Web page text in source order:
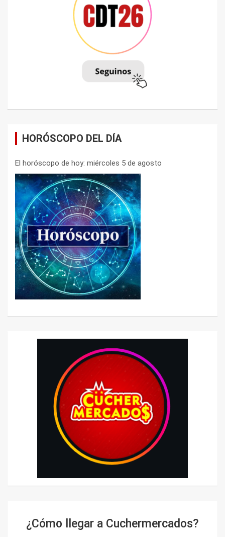
HORÓSCOPO DEL DÍA
El horóscopo de hoy: miércoles 5 de agosto
¿Cómo llegar a Cuchermercados?